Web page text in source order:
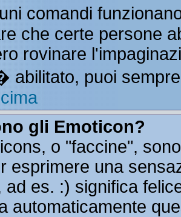
comandi
che certe persone
rovinare
abilitato, puoi
gli Emoticon?
o "faccine",
esprimere una
ad es. :) significa
automaticamente